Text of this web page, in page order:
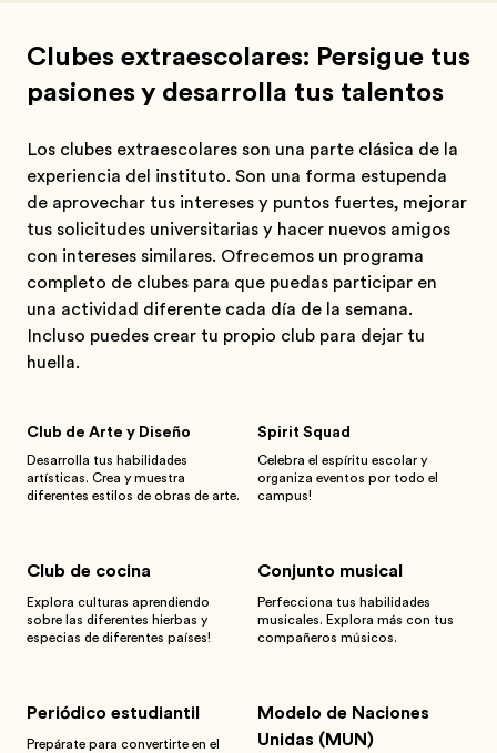
Clubes extraescolares: Persigue tus
pasiones y desarrolla tus talentos
Los clubes extraescolares son una parte clásica de la
experiencia del instituto. Son una forma estupenda
de aprovechar tus intereses y puntos fuertes, mejorar
tus solicitudes universitarias y hacer nuevos amigos
con intereses similares. Ofrecemos un programa
completo de clubes para que puedas participar en
una actividad diferente cada día de la semana.
Incluso puedes crear tu propio club para dejar tu
huella.
Club de Arte y Diseño
Desarrolla tus habilidades
artísticas. Crea y muestra
diferentes estilos de obras de arte.
Spirit Squad
Celebra el espíritu escolar y
organiza eventos por todo el
campus!
Club de cocina
Explora culturas aprendiendo
sobre las diferentes hierbas y
especias de diferentes países!
Conjunto musical
Perfecciona tus habilidades
musicales. Explora más con tus
compañeros músicos.
Periódico estudiantil
Prepárate para convertirte en el
Modelo de Naciones
Unidas (MUN)